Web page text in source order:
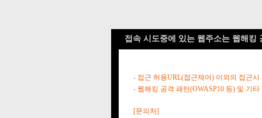
접속 시도중에 있는 웹주소는 웹해킹
- 접근 허용URL(접근제어) 이외의 접근시
- 웹해킹 공격 패턴(OWASP10 등) 및 기
[문의처]